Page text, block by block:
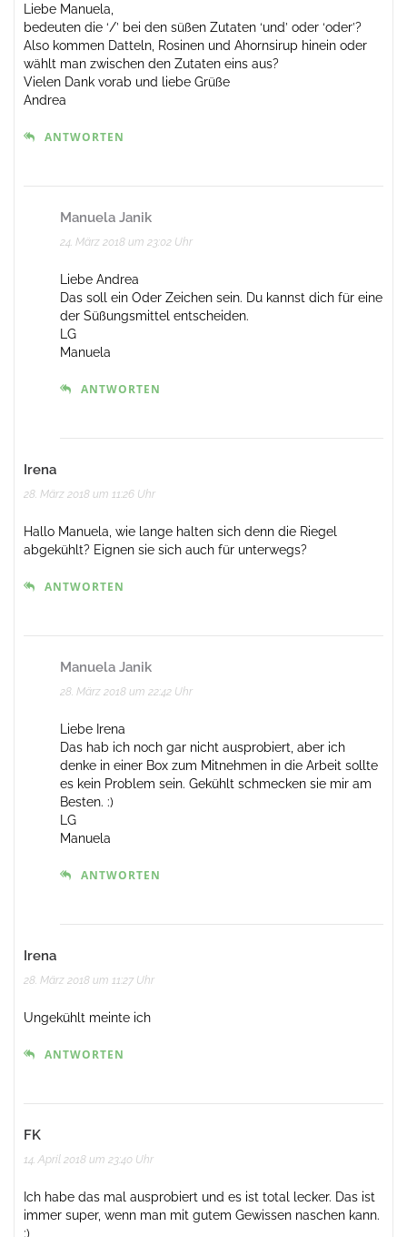
Liebe Manuela,
bedeuten die ‘/’ bei den süßen Zutaten ‘und’ oder ‘oder’?
Also kommen Datteln, Rosinen und Ahornsirup hinein oder
wählt man zwischen den Zutaten eins aus?
Vielen Dank vorab und liebe Grüße
Andrea
ANTWORTEN
Manuela Janik
24. März 2018 um 23:02 Uhr
Liebe Andrea
Das soll ein Oder Zeichen sein. Du kannst dich für eine
der Süßungsmittel entscheiden.
LG
Manuela
ANTWORTEN
Irena
28. März 2018 um 11:26 Uhr
Hallo Manuela, wie lange halten sich denn die Riegel
abgekühlt? Eignen sie sich auch für unterwegs?
ANTWORTEN
Manuela Janik
28. März 2018 um 22:42 Uhr
Liebe Irena
Das hab ich noch gar nicht ausprobiert, aber ich
denke in einer Box zum Mitnehmen in die Arbeit sollte
es kein Problem sein. Gekühlt schmecken sie mir am
Besten. :)
LG
Manuela
ANTWORTEN
Irena
28. März 2018 um 11:27 Uhr
Ungekühlt meinte ich
ANTWORTEN
FK
14. April 2018 um 23:40 Uhr
Ich habe das mal ausprobiert und es ist total lecker. Das ist
immer super, wenn man mit gutem Gewissen naschen kann.
:)